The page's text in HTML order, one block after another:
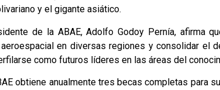
y el gigante asiático.
de la ABAE, Adolfo Godoy Pernía, afirma
en diversas regiones y consolidar el
como futuros líderes en las áreas del
obtiene anualmente tres becas completas para